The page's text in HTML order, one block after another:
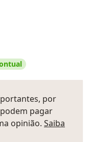
por
pagar
opinião. Saiba